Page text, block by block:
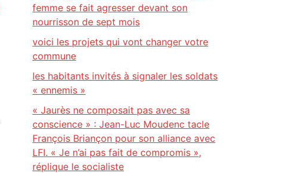
femme se fait agresser devant son
nourrisson de sept mois
voici les projets qui vont changer votre
commune
les habitants invités à signaler les soldats
« ennemis »
« Jaurès ne composait pas avec sa
conscience » : Jean-Luc Moudenc tacle
François Briançon pour son alliance avec
LFI. « Je n’ai pas fait de compromis »,
réplique le socialiste